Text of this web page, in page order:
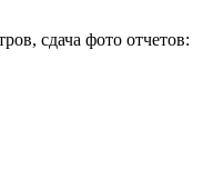
сдача фото отчетов: